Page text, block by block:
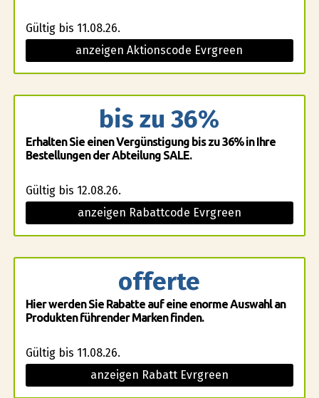
Gültig bis 11.08.26.
anzeigen Aktionscode Evrgreen
bis zu 36%
Erhalten Sie einen Vergünstigung bis zu 36% in Ihre
Bestellungen der Abteilung SALE.
Gültig bis 12.08.26.
anzeigen Rabattcode Evrgreen
offerte
Hier werden Sie Rabatte auf eine enorme Auswahl an
Produkten führender Marken finden.
Gültig bis 11.08.26.
anzeigen Rabatt Evrgreen